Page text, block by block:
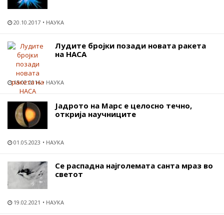
20.10.2017 НАУКА
Лудите бројки позади новата ракета
на НАСА
15.02.2016 НАУКА
Јадрото на Марс е целосно течно,
открија научниците
01.05.2023 НАУКА
Се распадна најголемата санта мраз во
светот
19.02.2021 НАУКА